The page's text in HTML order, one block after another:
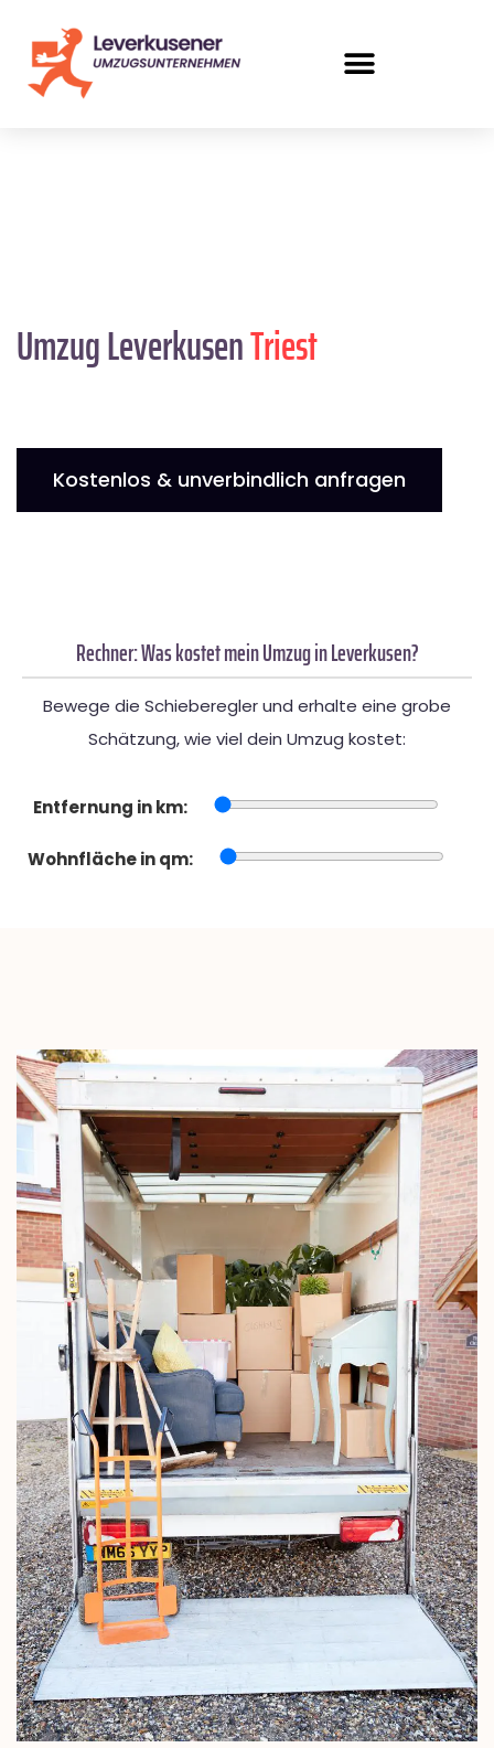
Umzug LeverkusenTriest
Kostenlos & unverbindlich anfragen
Rechner: Was kostet mein Umzug in Leverkusen?
Bewege die Schieberegler und erhalte eine grobe
Schätzung, wie viel dein Umzug kostet:
Entfernung in km:
Wohnfläche in qm: